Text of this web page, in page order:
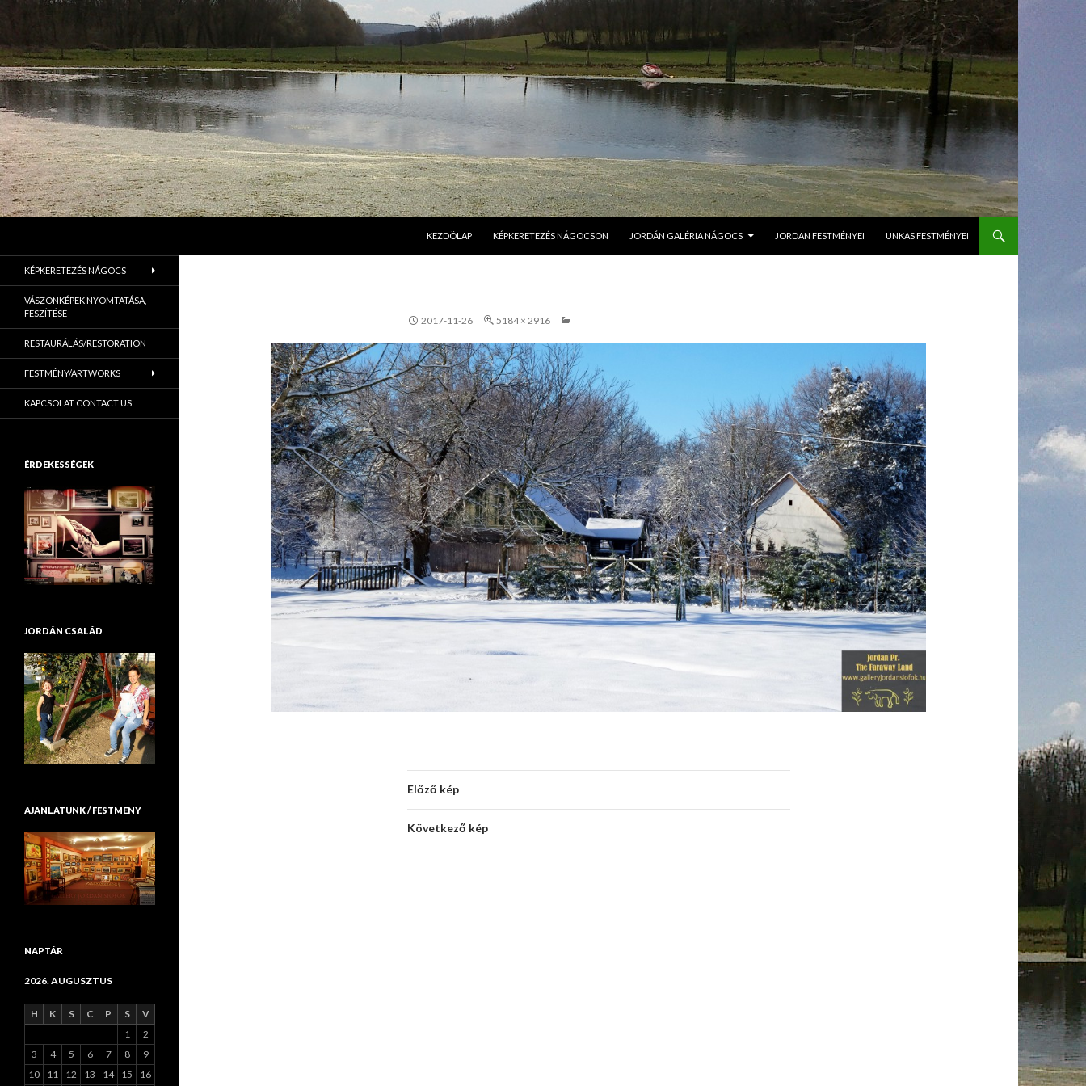
KEZDÖLAP
KÉPKERETEZÉS NÁGOCSON JORDÁN GALÉRIA NÁGOCS JORDAN FESTMÉNYEI UNKAS FESTMÉNYEI
2017-11-26 5184 × 2916
Előző kép
Következő kép
Jordán Galéria Siófok
KÉPKERETEZÉS NÁGOCS
VÁSZONKÉPEK NYOMTATÁSA,
FESZÍTÉSE
RESTAURÁLÁS/RESTORATION
FESTMÉNY/ARTWORKS
KAPCSOLAT CONTACT US
ÉRDEKESSÉGEK
JORDÁN CSALÁD
AJÁNLATUNK / FESTMÉNY
NAPTÁR
2026. AUGUSZTUS
H K S C P S
V
1
2
3
4 5 6 7 8
9
10
11 12 13 14 15
16